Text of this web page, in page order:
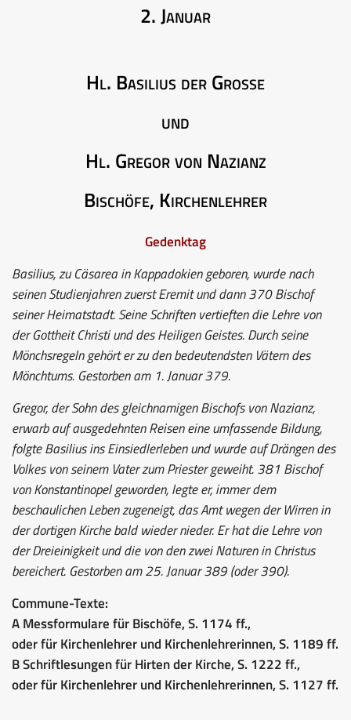
2. Januar
Hl. Basilius der Grosse
und
Hl. Gregor von Nazianz
Bischöfe, Kirchenlehrer
Gedenktag
Basilius, zu Cäsarea in Kappadokien geboren, wurde nach
seinen Studienjahren zuerst Eremit und dann 370 Bischof
seiner Heimatstadt. Seine Schriften vertieften die Lehre von
der Gottheit Christi und des Heiligen Geistes. Durch seine
Mönchsregeln gehört er zu den bedeutendsten Vätern des
Mönchtums. Gestorben am 1. Januar 379.
Gregor, der Sohn des gleichnamigen Bischofs von Nazianz,
erwarb auf ausgedehnten Reisen eine umfassende Bildung,
folgte Basilius ins Einsiedlerleben und wurde auf Drängen des
Volkes von seinem Vater zum Priester geweiht. 381 Bischof
von Konstantinopel geworden, legte er, immer dem
beschaulichen Leben zugeneigt, das Amt wegen der Wirren in
der dortigen Kirche bald wieder nieder. Er hat die Lehre von
der Dreieinigkeit und die von den zwei Naturen in Christus
bereichert. Gestorben am 25. Januar 389 (oder 390).
Commune-Texte:
A Messformulare für Bischöfe, S. 1174 ff.,
oder für Kirchenlehrer und Kirchenlehrerinnen, S. 1189 ff.
B Schriftlesungen für Hirten der Kirche, S. 1222 ff.,
oder für Kirchenlehrer und Kirchenlehrerinnen, S. 1127 ff.